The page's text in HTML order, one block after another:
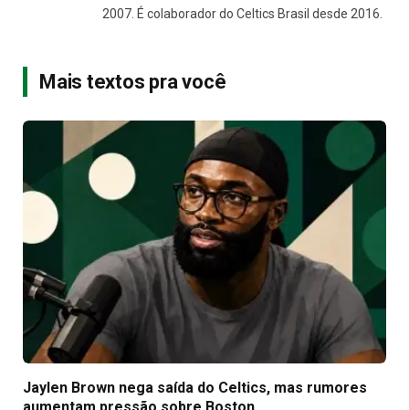
2007. É colaborador do Celtics Brasil desde 2016.
Mais textos pra você
Jaylen Brown nega saída do Celtics, mas rumores